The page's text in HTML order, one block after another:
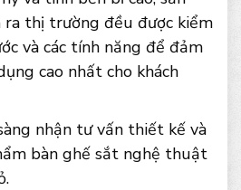
ra thị trường đều được kiểm
và các tính năng để đảm
cao nhất cho khách
nhận tư vấn thiết kế và
bàn ghế sắt nghệ thuật